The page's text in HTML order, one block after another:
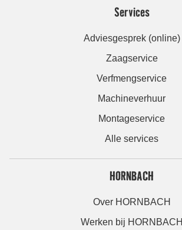
Services
Adviesgesprek (online)
Zaagservice
Verfmengservice
Machineverhuur
Montageservice
Alle services
HORNBACH
Over HORNBACH
Werken bij HORNBACH